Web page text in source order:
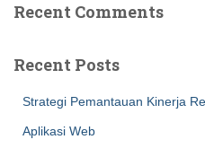
Recent Comments
Recent Posts
Strategi Pemantauan Kinerja
Aplikasi Web